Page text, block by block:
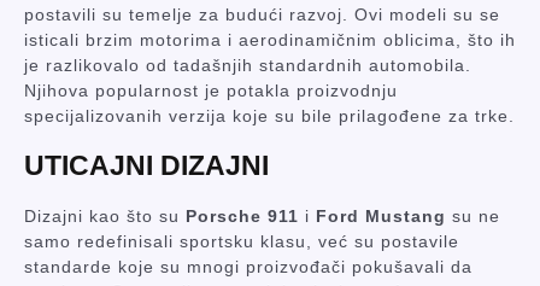
postavili su temelje za budući razvoj. Ovi modeli su se
isticali brzim motorima i aerodinamičnim oblicima, što ih
je razlikovalo od tadašnjih standardnih automobila.
Njihova popularnost je potakla proizvodnju
specijalizovanih verzija koje su bile prilagođene za trke.
UTICAJNI DIZAJNI
Dizajni kao što su Porsche 911 i Ford Mustang su ne
samo redefinisali sportsku klasu, već su postavile
standarde koje su mnogi proizvođači pokušavali da